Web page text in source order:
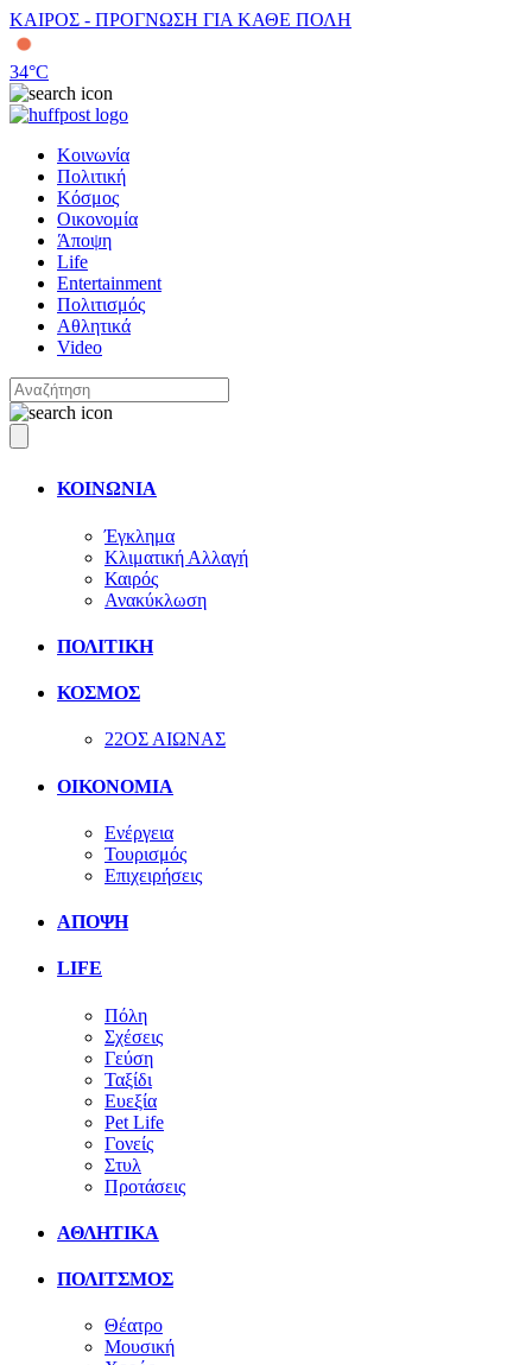
ΚΑΙΡΟΣ - ΠΡΟΓΝΩΣΗ ΓΙΑ ΚΑΘΕ ΠΟΛΗ
34°C
Κοινωνία
Πολιτική
Κόσμος
Οικονομία
Άποψη
Life
Entertainment
Πολιτισμός
Αθλητικά
Video
ΚΟΙΝΩΝΙΑ
Έγκλημα
Κλιματική Αλλαγή
Καιρός
Ανακύκλωση
ΠΟΛΙΤΙΚΗ
ΚΟΣΜΟΣ
22ΟΣ ΑΙΩΝΑΣ
ΟΙΚΟΝΟΜΙΑ
Ενέργεια
Τουρισμός
Επιχειρήσεις
ΑΠΟΨΗ
LIFE
Πόλη
Σχέσεις
Γεύση
Ταξίδι
Ευεξία
Pet Life
Γονείς
Στυλ
Προτάσεις
ΑΘΛΗΤΙΚΑ
ΠΟΛΙΤΣΜΟΣ
Θέατρο
Μουσική